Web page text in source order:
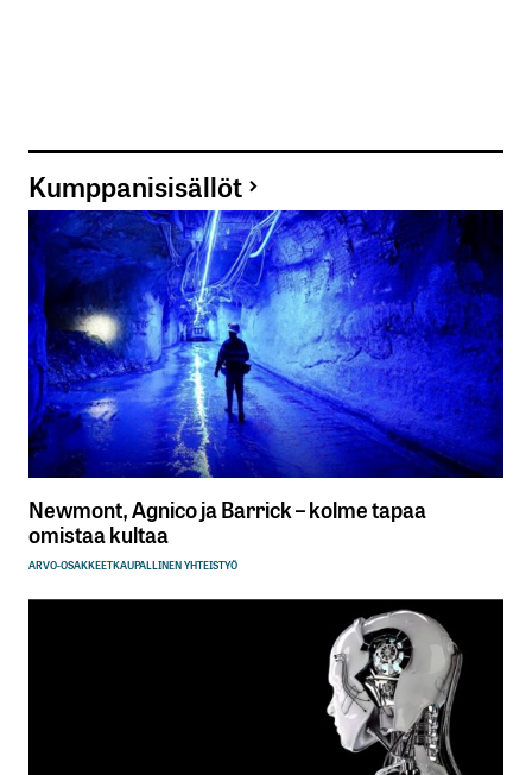
Kumppanisisällöt
Newmont, Agnico ja Barrick – kolme tapaa
omistaa kultaa
ARVO-OSAKKEETKAUPALLINEN YHTEISTYÖ